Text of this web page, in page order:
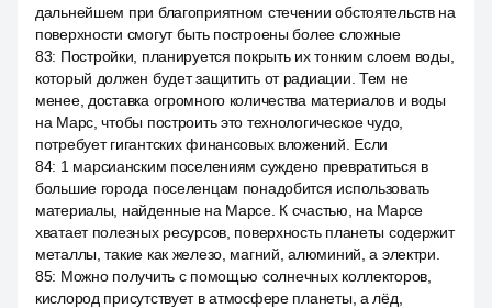
дальнейшем при благоприятном стечении обстоятельств на
поверхности смогут быть построены более сложные
83: Постройки, планируется покрыть их тонким слоем воды,
который должен будет защитить от радиации. Тем не
менее, доставка огромного количества материалов и воды
на Марс, чтобы построить это технологическое чудо,
потребует гигантских финансовых вложений. Если
84: 1 марсианским поселениям суждено превратиться в
большие города поселенцам понадобится использовать
материалы, найденные на Марсе. К счастью, на Марсе
хватает полезных ресурсов, поверхность планеты содержит
металлы, такие как железо, магний, алюминий, а электри.
85: Можно получить с помощью солнечных коллекторов,
кислород присутствует в атмосфере планеты, а лёд,